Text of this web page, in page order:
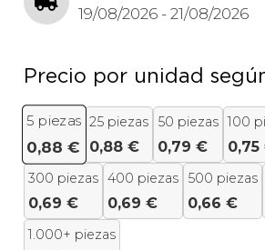
19/08/2026 - 21/08/2026
Precio por unidad
5 piezas
0,88 €
25 piezas
0,88 €
50 piezas
0,79 €
100
0,75
300 piezas
0,69 €
400 piezas
0,69 €
500 piezas
0,66 €
1.000+ piezas